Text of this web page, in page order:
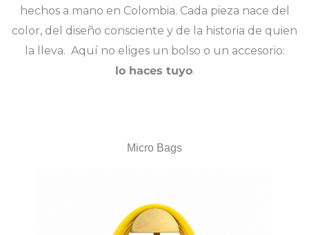
hechos a mano en Colombia. Cada pieza nace del
color, del diseño consciente y de la historia de quien
la lleva. Aquí no eliges un bolso o un accesorio:
lo haces tuyo.
Micro Bags